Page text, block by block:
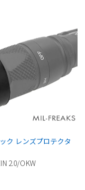
ク レンズプロテクタ
2.0/OKW